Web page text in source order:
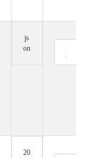
js
on
20